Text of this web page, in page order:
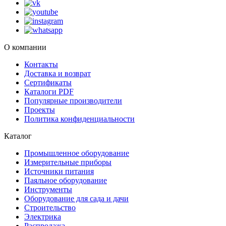
О компании
Контакты
Доставка и возврат
Сертификаты
Каталоги PDF
Популярные производители
Проекты
Политика конфиденциальности
Каталог
Промышленное оборудование
Измерительные приборы
Источники питания
Паяльное оборудование
Инструменты
Оборудование для сада и дачи
Строительство
Электрика